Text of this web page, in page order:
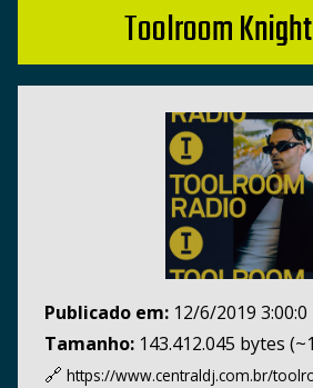
Toolroom
Publicado em: 12/6/2019 3:00:0
Tamanho: 143.412.045 bytes
🔗 https://www.centraldj.com.br/